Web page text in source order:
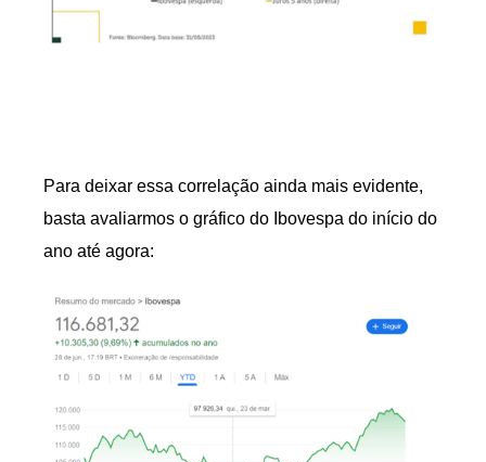
Para deixar essa correlação ainda mais evidente,
basta avaliarmos o gráfico do Ibovespa do início do
ano até agora: